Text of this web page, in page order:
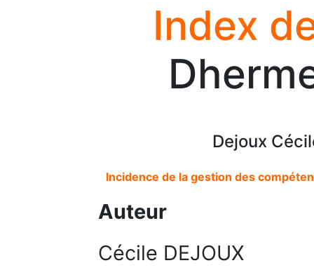
Index
Dejoux
Incidence de la gestion des
Auteur
Cécile DEJOUX